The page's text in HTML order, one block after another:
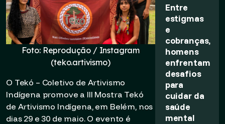
Foto: Reprodução / Instagram
(teko.artivismo)
O Tekó – Coletivo de Artivismo
Indígena promove a III Mostra Tekó
de Artivismo Indígena, em Belém, nos
dias 29 e 30 de maio. O evento é
Entre
estigmas
e
cobranças,
homens
enfrentam
desafios
para
cuidar da
saúde
mental